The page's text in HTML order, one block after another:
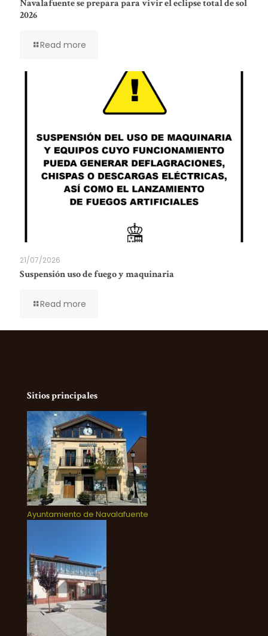
Navalafuente se prepara para vivir el eclipse total de sol
2026
Read more
21/07/2026
Suspensión uso de fuego y maquinaria
Read more
Sitios principales
Ayuntamiento de Navalafuente